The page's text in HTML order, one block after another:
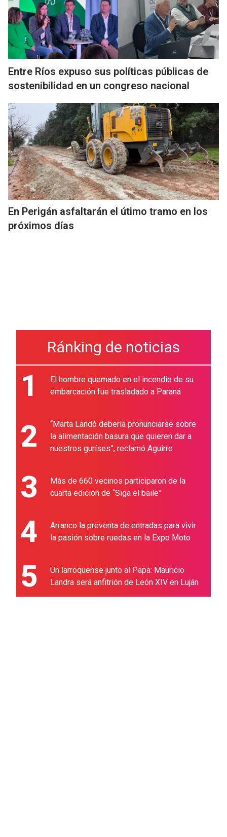
Entre Ríos expuso sus políticas públicas de
sostenibilidad en un congreso nacional
En Perigán asfaltarán el útimo tramo en los
próximos días
Ránking de noticias
1
El hombre quemado en el incendio de su
embarcación fue trasladado a Paraná
2
“Marta Landó debería pronunciarse sobre
la alimentación basura que quieren dar a
nuestros guríses”, reclamó Aguirre
3
Más de 660 vecinos participaron de la
cuarta edición de “Siga el baile”
4
Arranco la preventa de entradas para vivir
la pasión sobre ruedas en la Expo Moto
5
Un larroquense junto al Papa: Mauricio
Landra será anfitrión de León XIV en Luján